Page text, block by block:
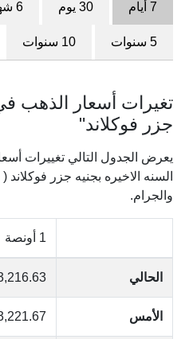
7 أيام 30 يوم 6 شهور
5 سنوات 10 سنوات
تغيرات أسعار الذهب
جزر فوكلاند"
يعرض الجدول التالي تغييرات
والجرام.
1 أونصة
الحالي
الأمس